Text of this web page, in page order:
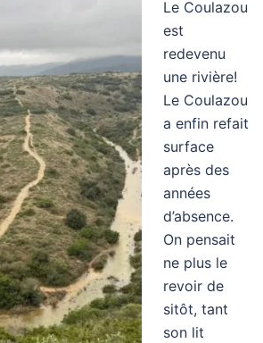
Le Coulazou
est
redevenu
une rivière!
Le Coulazou
a enfin refait
surface
après des
années
d’absence.
On pensait
ne plus le
revoir de
sitôt, tant
son lit